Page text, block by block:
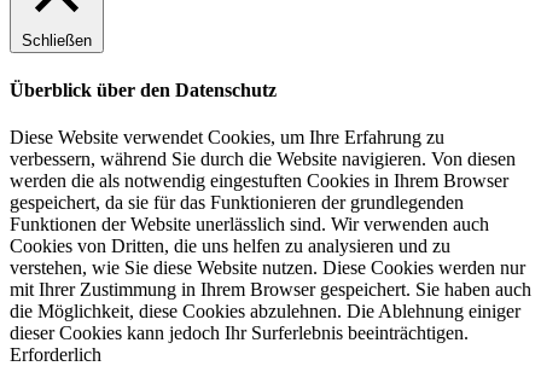
Schließen
Überblick über den Datenschutz
Diese Website verwendet Cookies, um Ihre Erfahrung zu
verbessern, während Sie durch die Website navigieren. Von diesen
werden die als notwendig eingestuften Cookies in Ihrem Browser
gespeichert, da sie für das Funktionieren der grundlegenden
Funktionen der Website unerlässlich sind. Wir verwenden auch
Cookies von Dritten, die uns helfen zu analysieren und zu
verstehen, wie Sie diese Website nutzen. Diese Cookies werden nur
mit Ihrer Zustimmung in Ihrem Browser gespeichert. Sie haben auch
die Möglichkeit, diese Cookies abzulehnen. Die Ablehnung einiger
dieser Cookies kann jedoch Ihr Surferlebnis beeinträchtigen.
Erforderlich